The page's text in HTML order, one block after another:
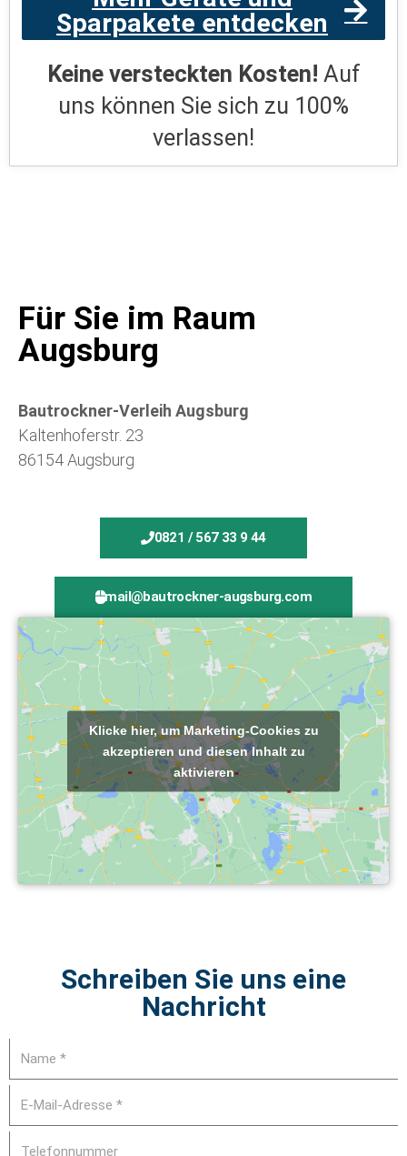
Sparpakete entdecken
Keine versteckten Kosten! Auf
uns können Sie sich zu 100%
verlassen!
Für Sie im Raum
Augsburg
Bautrockner-Verleih Augsburg
Kaltenhoferstr. 23
86154 Augsburg
0821 / 567 33 9 44
mail@bautrockner-augsburg.com
Klicke hier, um Marketing-Cookies zu
akzeptieren und diesen Inhalt zu
aktivieren
Schreiben Sie uns eine
Nachricht